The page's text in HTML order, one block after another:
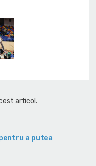
articol.
a putea